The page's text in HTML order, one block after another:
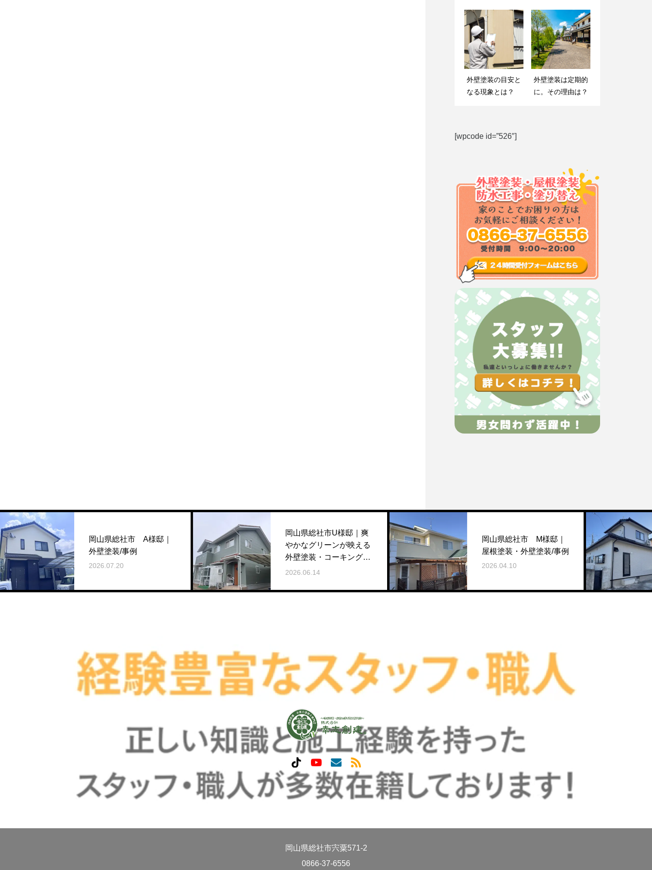
は
外壁塗装の目安と
なる現象とは？
外壁塗装は定期的
に。その理由は？
コーキング工事の
効果を徹底解説！
塗装店を選ぶ際の
ポイントとは？悪
[wpcode id=”526″]
岡山県総社市 A様邸｜
外壁塗装/事例
2026.07.20
岡山県総社市U様邸｜爽
やかなグリーンが映える
外壁塗装・コーキング打
ち替え工事
2026.06.14
岡山県総社市 M様邸｜
屋根塗装・外壁塗装/事例
2026.04.10
岡
外壁
岡山県総社市宍粟571-2
0866-37-6556